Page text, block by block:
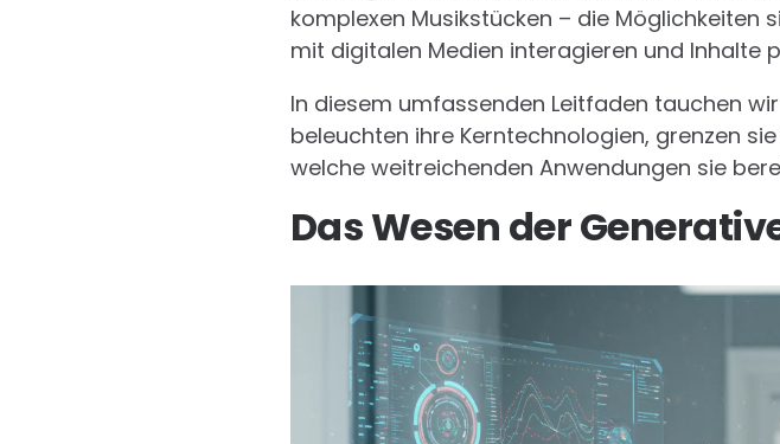
komplexen Musikstücken – die Möglichkeiten
mit digitalen Medien interagieren und Inhalte
In diesem umfassenden Leitfaden tauchen
beleuchten ihre Kerntechnologien, grenzen
welche weitreichenden Anwendungen sie
Das Wesen der